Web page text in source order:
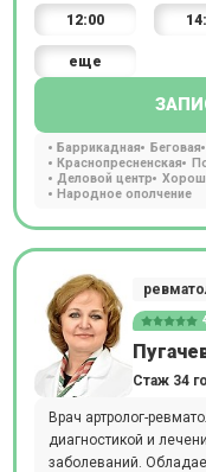
12:00
еще
Баррикадная Беговая
Краснопресненская
Деловой центр
Народное ополчение
Стаж 34
Врач артролог-
диагностикой и
заболеваний.